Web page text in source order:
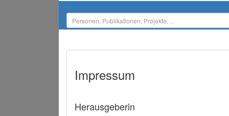
Impressum
Herausgeberin